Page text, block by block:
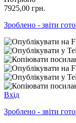
7925,00 грн.
Зроблено - звіти
Вхід
Зроблено - звіти